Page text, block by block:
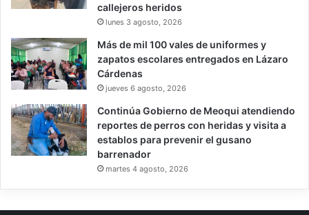
callejeros heridos
lunes 3 agosto, 2026
Más de mil 100 vales de uniformes y
zapatos escolares entregados en Lázaro
Cárdenas
jueves 6 agosto, 2026
Continúa Gobierno de Meoqui atendiendo
reportes de perros con heridas y visita a
establos para prevenir el gusano
barrenador
martes 4 agosto, 2026